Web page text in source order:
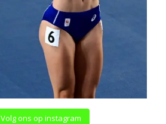
Volg ons op instagram